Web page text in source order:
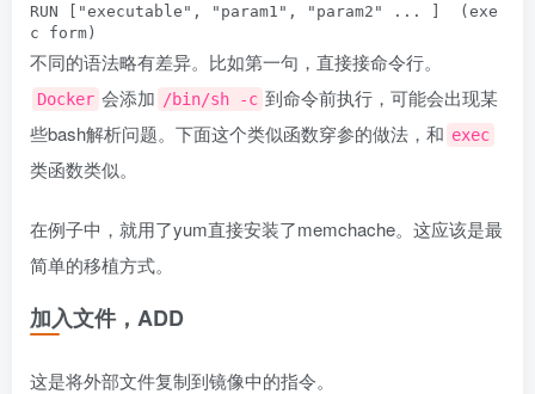
RUN ["executable", "param1", "param2" ... ]  (exe
不同的语法略有差异。比如第一句，直接接命令行。
Docker 会添加 /bin/sh -c 到命令前执行，可能会出现某
些bash解析问题。下面这个类似函数穿参的做法，和 exec
类函数类似。
在例子中，就用了yum直接安装了memchache。这应该是最
简单的移植方式。
加入文件，ADD
这是将外部文件复制到镜像中的指令。